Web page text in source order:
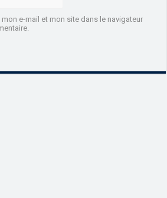
e-mail et mon site dans le navigateur